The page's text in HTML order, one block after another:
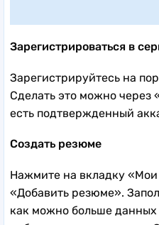
Зарегистрироваться в
Зарегистрируйтесь на
Сделать это можно через
есть подтвержденный
Создать резюме
Нажмите на вкладку
«Добавить резюме».
как можно больше данных